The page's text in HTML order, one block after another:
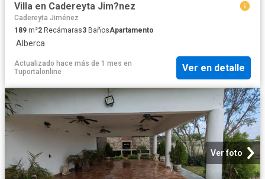
Villa en Cadereyta Jim?nez
Cadereyta Jiménez
189 m²2 Recámaras3 BañosApartamento
·Alberca
Actualizado hace más de 1 mes en
Tuportalonline
Ver en detalle
Ver foto